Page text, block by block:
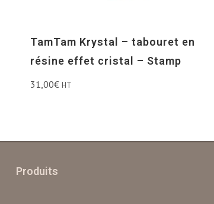
TamTam Krystal – tabouret en
résine effet cristal – Stamp
31,00€ HT
Produits